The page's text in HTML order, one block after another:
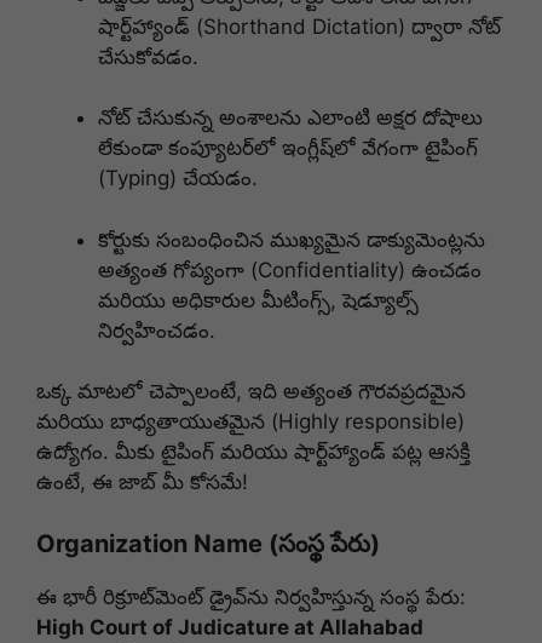
షార్ట్‌హ్యాండ్ (Shorthand Dictation) ద్వారా నోట్
చేసుకోవడం.
నోట్ చేసుకున్న అంశాలను ఎలాంటి అక్షర దోషాలు
లేకుండా కంప్యూటర్‌లో ఇంగ్లీష్‌లో వేగంగా టైపింగ్
(Typing) చేయడం.
కోర్టుకు సంబంధించిన ముఖ్యమైన డాక్యుమెంట్లను
అత్యంత గోప్యంగా (Confidentiality) ఉంచడం
మరియు అధికారుల మీటింగ్స్, షెడ్యూల్స్
నిర్వహించడం.
ఒక్క మాటలో చెప్పాలంటే, ఇది అత్యంత గౌరవప్రదమైన
మరియు బాధ్యతాయుతమైన (Highly responsible)
ఉద్యోగం. మీకు టైపింగ్ మరియు షార్ట్‌హ్యాండ్ పట్ల ఆసక్తి
ఉంటే, ఈ జాబ్ మీ కోసమే!
Organization Name (సంస్థ పేరు)
ఈ భారీ రిక్రూట్‌మెంట్ డ్రైవ్‌ను నిర్వహిస్తున్న సంస్థ పేరు:
High Court of Judicature at Allahabad